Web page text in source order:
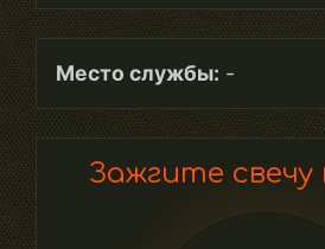
Место службы: -
Зажгите